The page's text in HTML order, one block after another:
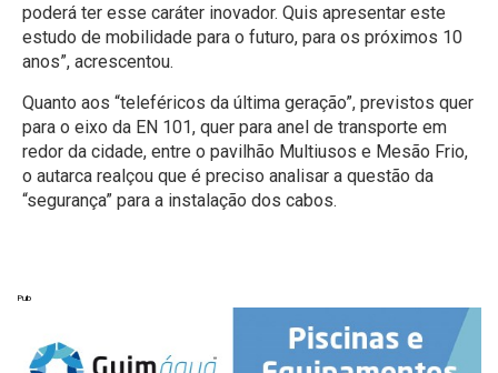
poderá ter esse caráter inovador. Quis apresentar este
estudo de mobilidade para o futuro, para os próximos 10
anos”, acrescentou.
Quanto aos “teleféricos da última geração”, previstos quer
para o eixo da EN 101, quer para anel de transporte em
redor da cidade, entre o pavilhão Multiusos e Mesão Frio,
o autarca realçou que é preciso analisar a questão da
“segurança” para a instalação dos cabos.
Pub